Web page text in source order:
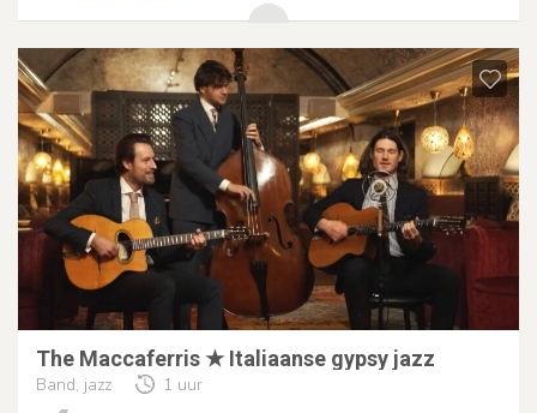
The Maccaferris ★ Italiaanse gypsy jazz
Band, jazz 1 uur